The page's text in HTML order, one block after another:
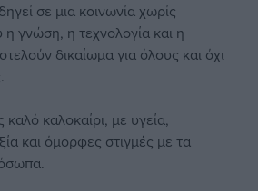
σε μια κοινωνία χωρίς
γνώση, η τεχνολογία και η
δικαίωμα για όλους και όχι
καλοκαίρι, με υγεία,
και όμορφες στιγμές με τα